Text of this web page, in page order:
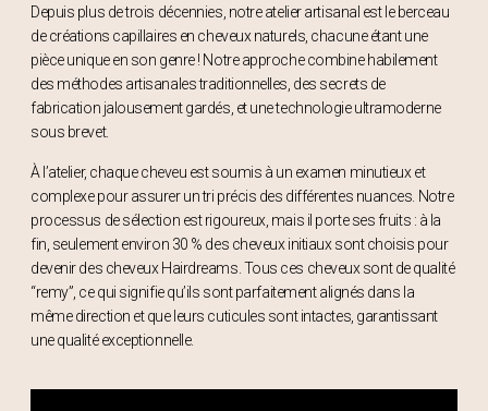
Depuis plus de trois décennies, notre atelier artisanal est le berceau
de créations capillaires en cheveux naturels, chacune étant une
pièce unique en son genre ! Notre approche combine habilement
des méthodes artisanales traditionnelles, des secrets de
fabrication jalousement gardés, et une technologie ultramoderne
sous brevet.
À l’atelier, chaque cheveu est soumis à un examen minutieux et
complexe pour assurer un tri précis des différentes nuances. Notre
processus de sélection est rigoureux, mais il porte ses fruits : à la
fin, seulement environ 30 % des cheveux initiaux sont choisis pour
devenir des cheveux Hairdreams. Tous ces cheveux sont de qualité
“remy”, ce qui signifie qu’ils sont parfaitement alignés dans la
même direction et que leurs cuticules sont intactes, garantissant
une qualité exceptionnelle.